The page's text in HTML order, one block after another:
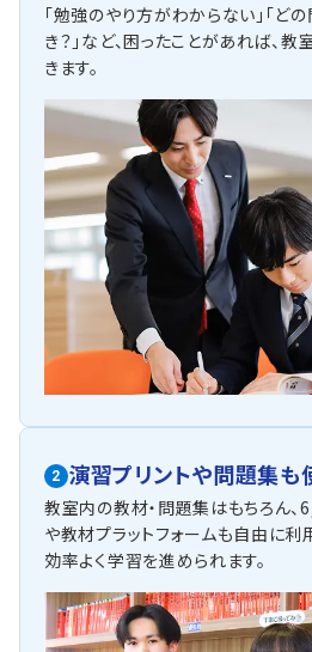
「勉強のやり方がわからない」「ど
き？」など、困ったことがあれば、
きます。
2 演習プリントや問題集も
教室内の教材・問題集はもちろん
や教材プラットフォームも自由に利
効率よく学習を進められます。